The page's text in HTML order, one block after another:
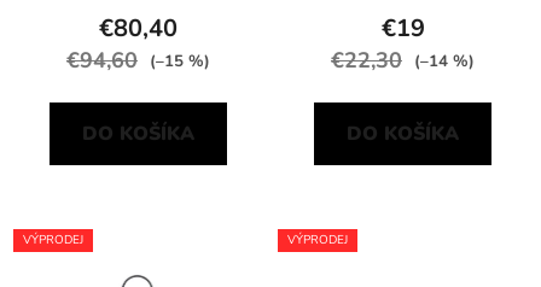
€80,40
€94,60 (–15 %)
DO KOŠÍKA
€19
€22,30 (–14 %)
DO KOŠÍKA
VÝPRODEJ VÝPRODEJ